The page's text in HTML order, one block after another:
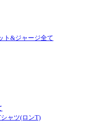
ト&ジャージ全て
ャツ(ロンT)